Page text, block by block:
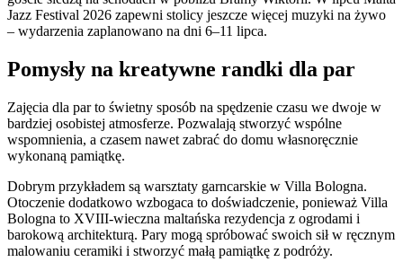
Jazz Festival 2026 zapewni stolicy jeszcze więcej muzyki na żywo
– wydarzenia zaplanowano na dni 6–11 lipca.
Pomysły na kreatywne randki dla par
Zajęcia dla par to świetny sposób na spędzenie czasu we dwoje w
bardziej osobistej atmosferze. Pozwalają stworzyć wspólne
wspomnienia, a czasem nawet zabrać do domu własnoręcznie
wykonaną pamiątkę.
Dobrym przykładem są warsztaty garncarskie w Villa Bologna.
Otoczenie dodatkowo wzbogaca to doświadczenie, ponieważ Villa
Bologna to XVIII-wieczna maltańska rezydencja z ogrodami i
barokową architekturą. Pary mogą spróbować swoich sił w ręcznym
malowaniu ceramiki i stworzyć małą pamiątkę z podróży.